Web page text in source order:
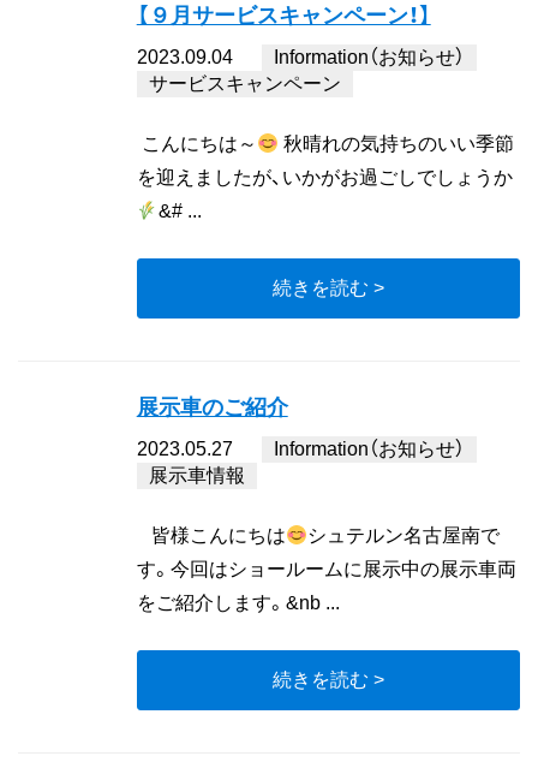
【９月サービスキャンペーン！】
2023.09.04
Information（お知らせ）
サービスキャンペーン
こんにちは～
秋晴れの気持ちのいい季節
を迎えましたが、いかがお過ごしでしょうか
&# ...
続きを読む >
展示車のご紹介
2023.05.27
Information（お知らせ）
展示車情報
皆様こんにちは
シュテルン名古屋南で
す。今回はショールームに展示中の展示車両
をご紹介します。&nb ...
続きを読む >